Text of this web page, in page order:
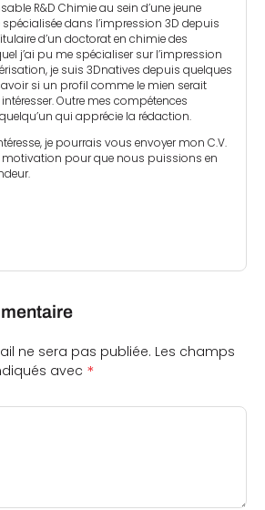
R&D Chimie au sein d’une jeune
dans l’impression 3D depuis
d’un doctorat en chimie des
j’ai pu me spécialiser sur l’impression
je suis 3Dnatives depuis quelques
si un profil comme le mien serait
Outre mes compétences
qui apprécie la rédaction.
je pourrais vous envoyer mon C.V.
motivation pour que nous puissions en
ne sera pas publiée. Les champs
avec *